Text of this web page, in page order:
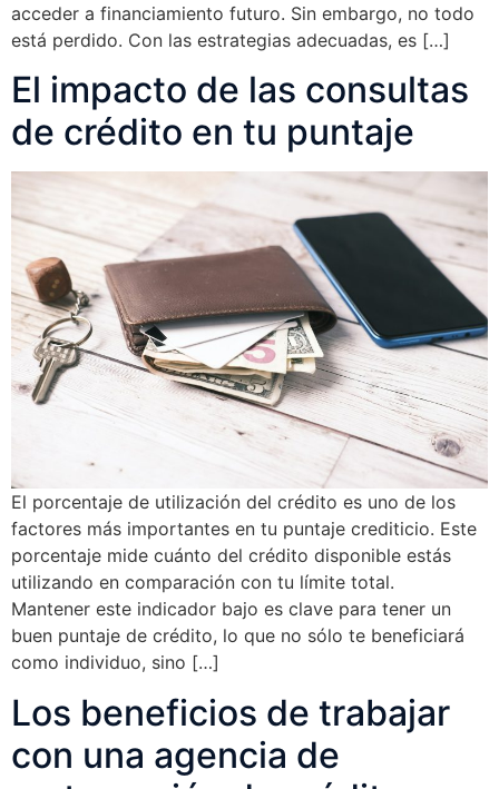
acceder a financiamiento futuro. Sin embargo, no todo
está perdido. Con las estrategias adecuadas, es […]
El impacto de las consultas
de crédito en tu puntaje
El porcentaje de utilización del crédito es uno de los
factores más importantes en tu puntaje crediticio. Este
porcentaje mide cuánto del crédito disponible estás
utilizando en comparación con tu límite total.
Mantener este indicador bajo es clave para tener un
buen puntaje de crédito, lo que no sólo te beneficiará
como individuo, sino […]
Los beneficios de trabajar
con una agencia de